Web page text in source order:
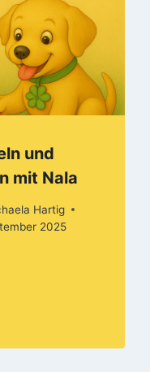
und
mit Nala
Hartig
2025